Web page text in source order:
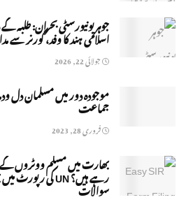
جوہر یونیورسٹی بحران:
اسلامی ہند کا وفد، گورنر سے
جولائی 22, 2026
موجودہ دور میں مسلمان دل
جماعت
فروری 28, 2023
بھارت میں مسلم ووٹروں
سوالات